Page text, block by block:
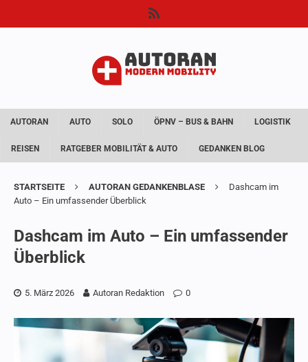
AUTORAN AUTO SOLO ÖPNV – BUS & BAHN LOGISTIK
REISEN RATGEBER MOBILITÄT & AUTO GEDANKEN BLOG
STARTSEITE AUTORAN GEDANKENBLASE
Dashcam im
Auto – Ein umfassender Überblick
Dashcam im Auto – Ein umfassender
Überblick
5. März 2026 Autoran Redaktion 0